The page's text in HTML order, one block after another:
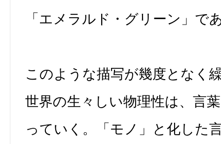
「エメラルド・グリーン」で
このような描写が幾度となく
世界の生々しい物理性は、言
っていく。「モノ」と化した